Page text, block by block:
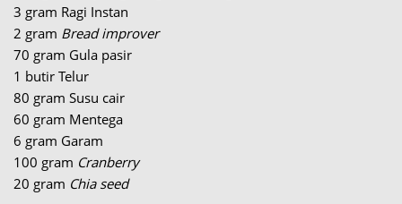
3 gram Ragi Instan
2 gram Bread improver
70 gram Gula pasir
1 butir Telur
80 gram Susu cair
60 gram Mentega
6 gram Garam
100 gram Cranberry
20 gram Chia seed